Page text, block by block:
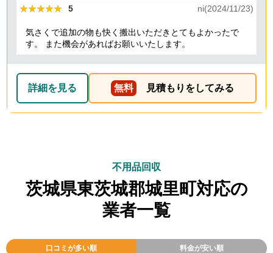
★★★★★
★★★★★ 5 ni(2024/11/23)
気さくで追加の物も快く搬出いただきとてもよかったで
す。 また機会があればお願いいたします。
詳細を見る 無料 見積もりをしてみる
不用品回収
茨城県東茨城郡城里町対応の
業者一覧
口コミが多い順 料金が安い順